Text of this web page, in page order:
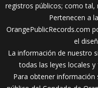
registros públicos; como tal,
Pertenecen a
OrangePublicRecords.com
el
La información de nuestro
todas las leyes locales
Para obtener información